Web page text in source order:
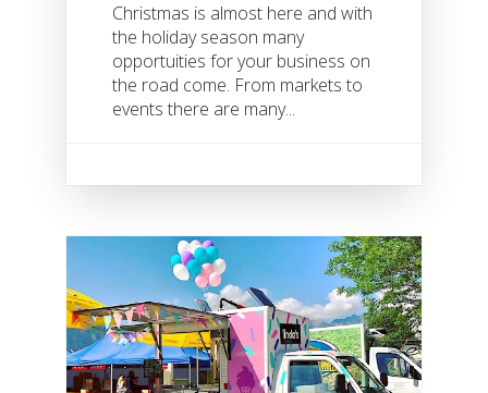
Christmas is almost here and with
the holiday season many
opportuities for your business on
the road come. From markets to
events there are many...